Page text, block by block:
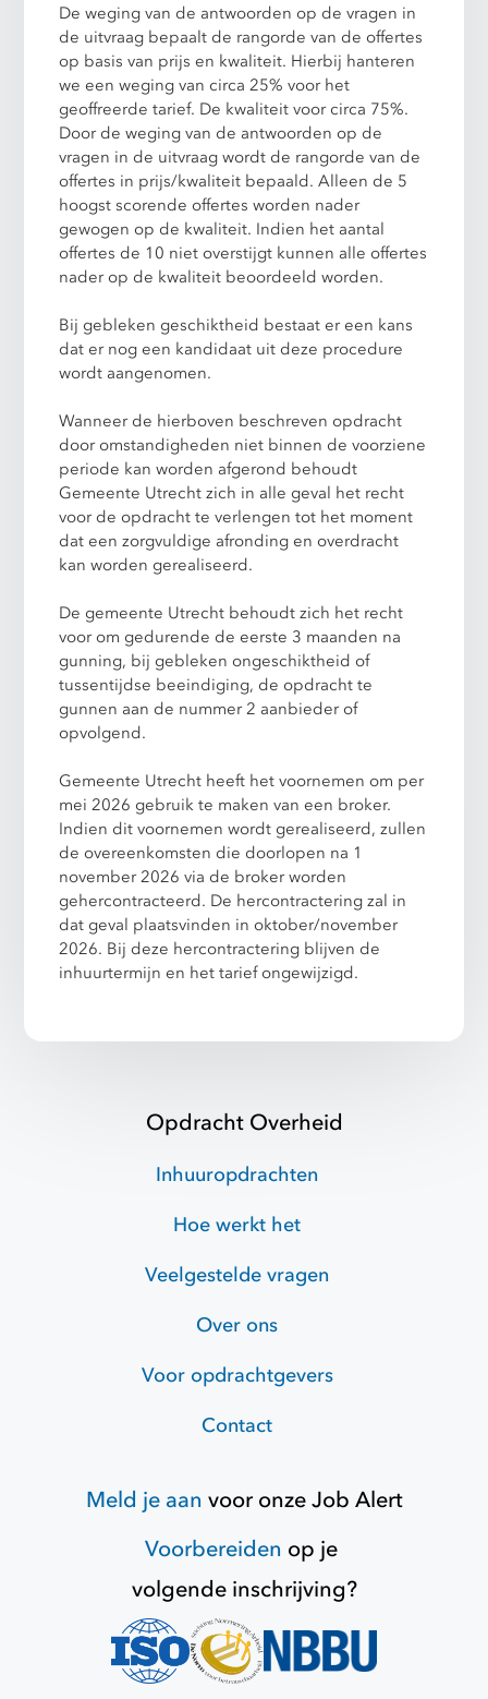
De weging van de antwoorden op de vragen in
de uitvraag bepaalt de rangorde van de offertes
op basis van prijs en kwaliteit. Hierbij hanteren
we een weging van circa 25% voor het
geoffreerde tarief. De kwaliteit voor circa 75%.
Door de weging van de antwoorden op de
vragen in de uitvraag wordt de rangorde van de
offertes in prijs/kwaliteit bepaald. Alleen de 5
hoogst scorende offertes worden nader
gewogen op de kwaliteit. Indien het aantal
offertes de 10 niet overstijgt kunnen alle offertes
nader op de kwaliteit beoordeeld worden.
Bij gebleken geschiktheid bestaat er een kans
dat er nog een kandidaat uit deze procedure
wordt aangenomen.
Wanneer de hierboven beschreven opdracht
door omstandigheden niet binnen de voorziene
periode kan worden afgerond behoudt
Gemeente Utrecht zich in alle geval het recht
voor de opdracht te verlengen tot het moment
dat een zorgvuldige afronding en overdracht
kan worden gerealiseerd.
De gemeente Utrecht behoudt zich het recht
voor om gedurende de eerste 3 maanden na
gunning, bij gebleken ongeschiktheid of
tussentijdse beeindiging, de opdracht te
gunnen aan de nummer 2 aanbieder of
opvolgend.
Gemeente Utrecht heeft het voornemen om per
mei 2026 gebruik te maken van een broker.
Indien dit voornemen wordt gerealiseerd, zullen
de overeenkomsten die doorlopen na 1
november 2026 via de broker worden
gehercontracteerd. De hercontractering zal in
dat geval plaatsvinden in oktober/november
2026. Bij deze hercontractering blijven de
inhuurtermijn en het tarief ongewijzigd.
Opdracht Overheid
Inhuuropdrachten
Hoe werkt het
Veelgestelde vragen
Over ons
Voor opdrachtgevers
Contact
Meld je aan voor onzeJob Alert
Voorbereiden op je
volgende inschrijving?